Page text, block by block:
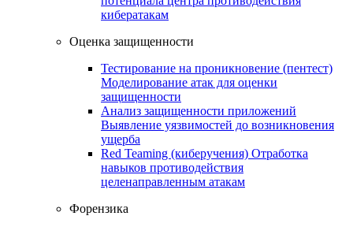
кибератакам
Оценка защищенности
Тестирование на проникновение (пентест)
Моделирование атак для оценки
защищенности
Анализ защищенности приложений
Выявление уязвимостей до возникновения
ущерба
Red Teaming (киберучения) Отработка
навыков противодействия
целенаправленным атакам
Форензика